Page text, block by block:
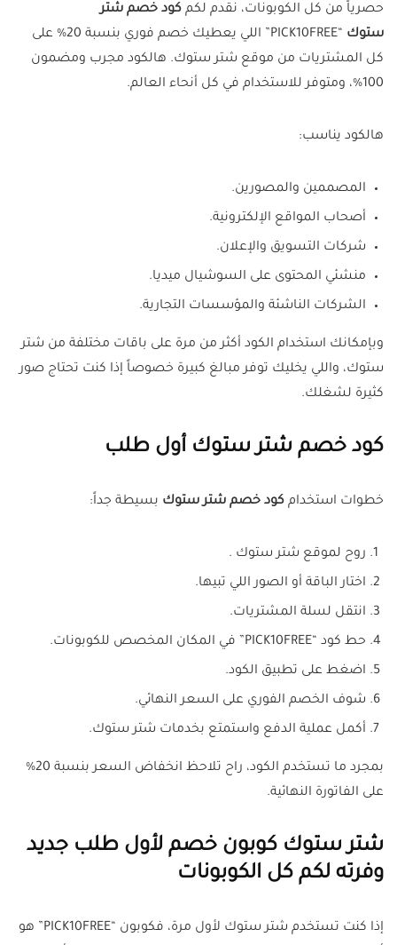
حصرياً من كل الكوبونات، نقدم لكم كود خصم شتر
ستوك
“PICK10FREE” اللي يعطيك خصم فوري بنسبة 20% على
كل المشتريات من موقع شتر ستوك. هالكود مجرب ومضمون
100%، ومتوفر للاستخدام في كل أنحاء العالم.
هالكود يناسب:
المصممين والمصورين.
أصحاب المواقع الإلكترونية.
شركات التسويق والإعلان.
منشئي المحتوى على السوشيال ميديا.
الشركات الناشئة والمؤسسات التجارية.
وبإمكانك استخدام الكود أكثر من مرة على باقات مختلفة من شتر
ستوك، واللي يخليك توفر مبالغ كبيرة خصوصاً إذا كنت تحتاج صور
كثيرة لشغلك.
كود خصم شتر ستوك أول طلب
خطوات استخدام كود خصم شتر ستوك بسيطة جداً:
روح لموقع شتر ستوك .
اختار الباقة أو الصور اللي تبيها.
انتقل لسلة المشتريات.
حط كود “PICK10FREE” في المكان المخصص للكوبونات.
اضغط على تطبيق الكود.
شوف الخصم الفوري على السعر النهائي.
أكمل عملية الدفع واستمتع بخدمات شتر ستوك.
بمجرد ما تستخدم الكود، راح تلاحظ انخفاض السعر بنسبة 20%
على الفاتورة النهائية.
شتر ستوك كوبون خصم لأول طلب جديد
وفرته لكم كل الكوبونات
إذا كنت تستخدم شتر ستوك لأول مرة، فكوبون “PICK10FREE” هو